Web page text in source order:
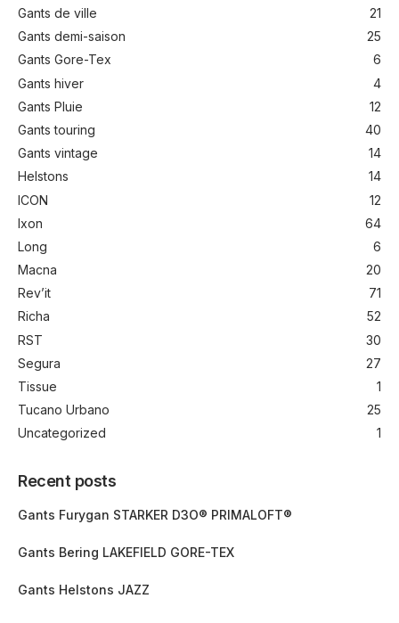
Gants de ville
21
Gants demi-saison
25
Gants Gore-Tex
6
Gants hiver
4
Gants Pluie
12
Gants touring
40
Gants vintage
14
Helstons
14
ICON
12
Ixon
64
Long
6
Macna
20
Rev’it
71
Richa
52
RST
30
Segura
27
Tissue
1
Tucano Urbano
25
Uncategorized
1
Recent posts
Gants Furygan STARKER D3O® PRIMALOFT®
Gants Bering LAKEFIELD GORE-TEX
Gants Helstons JAZZ